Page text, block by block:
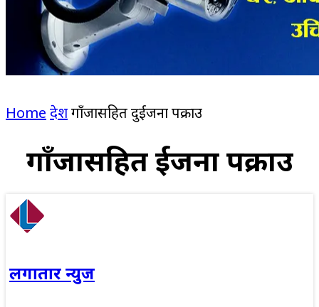
Home देशगाँजासहित दुईजना पक्राउ
गाँजासहित दुईजना पक्राउ
लगातार न्युज